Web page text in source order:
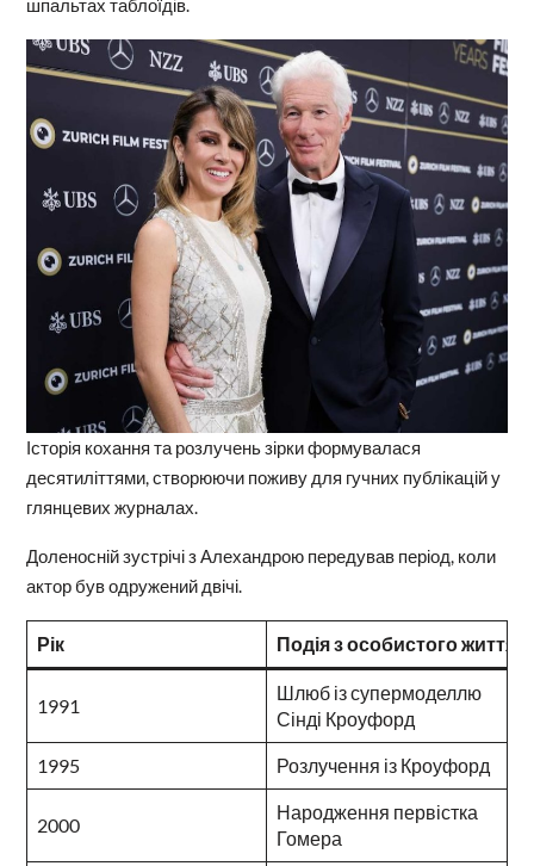
шпальтах таблоїдів.
Історія кохання та розлучень зірки формувалася
десятиліттями, створюючи поживу для гучних публікацій у
глянцевих журналах.
Доленосній зустрічі з Алехандрою передував період, коли
актор був одружений двічі.
Рік Подія з особистого життя
1991
Шлюб із супермоделлю
Сінді Кроуфорд
1995 Розлучення із Кроуфорд
2000
Народження первістка
Гомера